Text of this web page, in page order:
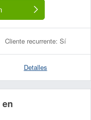
Cliente recurrente: Sí
Detalles